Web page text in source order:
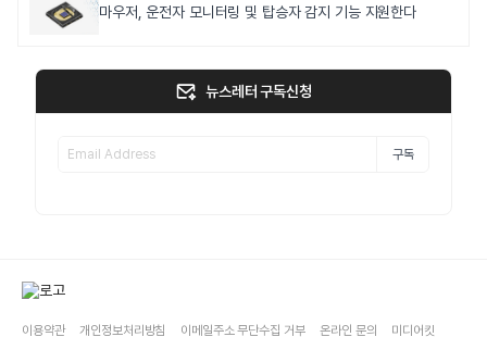
마우저, 운전자 모니터링 및 탑승자 감지 기능 지원한다
뉴스레터 구독신청
구독
이용약관 개인정보처리방침 이메일주소 무단수집 거부 온라인 문의 미디어킷